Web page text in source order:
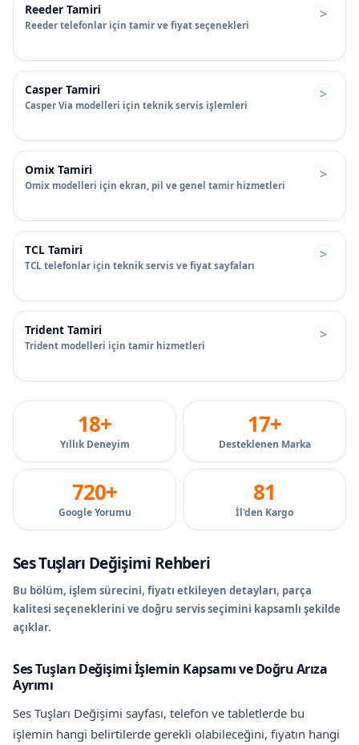
Reeder Tamiri
Reeder telefonlar için tamir ve fiyat seçenekleri
Casper Tamiri
Casper Via modelleri için teknik servis işlemleri
Omix Tamiri
Omix modelleri için ekran, pil ve genel tamir hizmetleri
TCL Tamiri
TCL telefonlar için teknik servis ve fiyat sayfaları
Trident Tamiri
Trident modelleri için tamir hizmetleri
18+
Yıllık Deneyim
17+
Desteklenen Marka
720+
Google Yorumu
81
İl'den Kargo
Ses Tuşları Değişimi Rehberi
Bu bölüm, işlem sürecini, fiyatı etkileyen detayları, parça
kalitesi seçeneklerini ve doğru servis seçimini kapsamlı şekilde
açıklar.
Ses Tuşları Değişimi İşlemin Kapsamı ve Doğru Arıza
Ayrımı
Ses Tuşları Değişimi sayfası, telefon ve tabletlerde bu
işlemin hangi belirtilerde gerekli olabileceğini, fiyatın hangi